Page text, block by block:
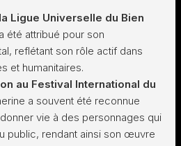
Ligue Universelle du Bien
été attribué pour son
reflétant son rôle actif dans
et humanitaires.
au Festival International du
a souvent été reconnue
vie à des personnages qui
public, rendant ainsi son œuvre